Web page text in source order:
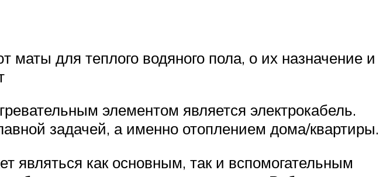
для теплого водяного пола, о их назначение и
элементом является электрокабель.
задачей, а именно отоплением дома/квартиры.
как основным, так и вспомогательным